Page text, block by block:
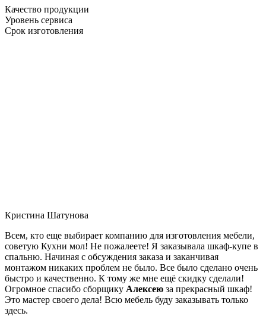
Качество продукции
Уровень сервиса
Срок изготовления
Кристина Шатунова
Всем, кто еще выбирает компанию для изготовления мебели,
советую Кухни мол! Не пожалеете! Я заказывала шкаф-купе в
спальню. Начиная с обсуждения заказа и заканчивая
монтажом никаких проблем не было. Все было сделано очень
быстро и качественно. К тому же мне ещё скидку сделали!
Огромное спасибо сборщику Алексею за прекрасный шкаф!
Это мастер своего дела! Всю мебель буду заказывать только
здесь.